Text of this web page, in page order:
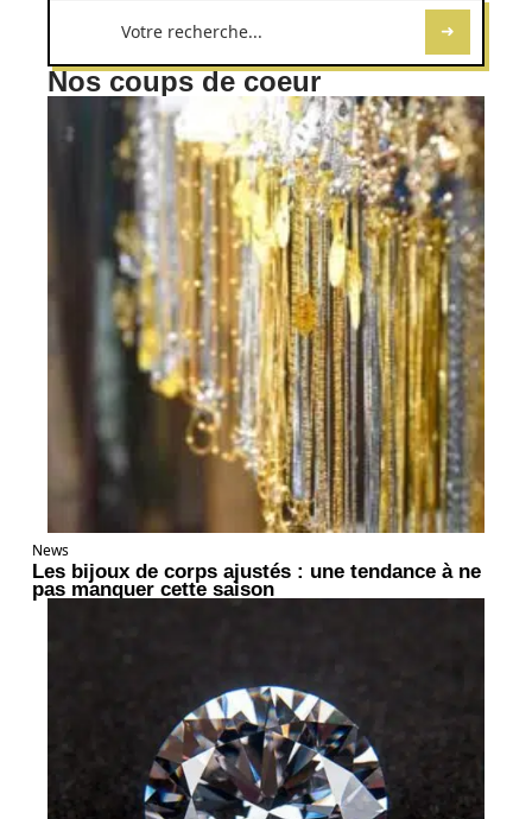
Nos coups de coeur
News
Les bijoux de corps ajustés : une tendance à ne
pas manquer cette saison